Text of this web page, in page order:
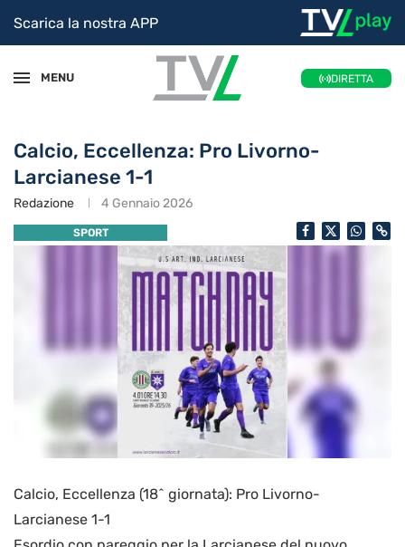
Scarica la nostra APP
MENU DIRETTA
Calcio, Eccellenza: Pro Livorno-
Larcianese 1-1
Redazione 4 Gennaio 2026
SPORT
Calcio, Eccellenza (18^ giornata): Pro Livorno-
Larcianese 1-1